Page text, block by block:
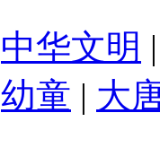
中华文明
幼童 | 大